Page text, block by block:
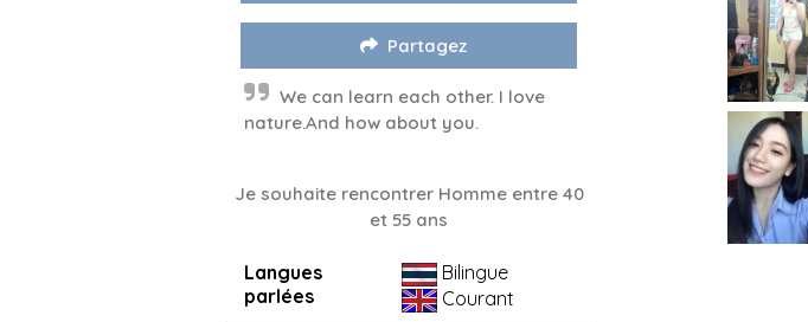
Partagez
We can learn each other. I love
nature.And how about you.
Je souhaite rencontrer Homme entre 40
et 55 ans
Langues
parlées
Bilingue
Courant